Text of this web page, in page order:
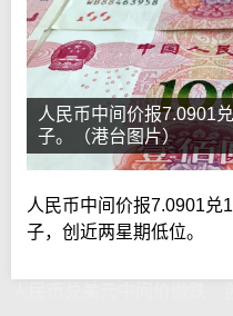
人民币中间价报7.0901
子。（港台图片）
人民币中间价报7.0901兑
子，创近两星期低位。